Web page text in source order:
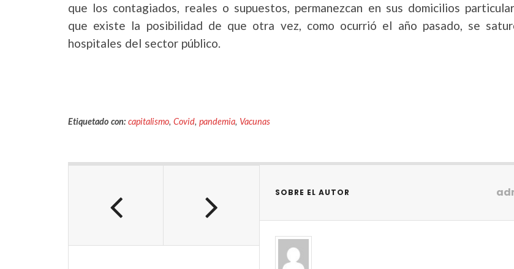
que los contagiados, reales o supuestos, permanezcan en sus domicilios
que existe la posibilidad de que otra vez, como ocurrió el año pasado, se
hospitales del sector público.
Etiquetado con: capitalismo, Covid, pandemia, Vacunas
SOBRE EL AUTOR